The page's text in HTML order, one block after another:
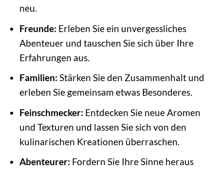
neu.
Freunde: Erleben Sie ein unvergessliches
Abenteuer und tauschen Sie sich über Ihre
Erfahrungen aus.
Familien: Stärken Sie den Zusammenhalt und
erleben Sie gemeinsam etwas Besonderes.
Feinschmecker: Entdecken Sie neue Aromen
und Texturen und lassen Sie sich von den
kulinarischen Kreationen überraschen.
Abenteurer: Fordern Sie Ihre Sinne heraus